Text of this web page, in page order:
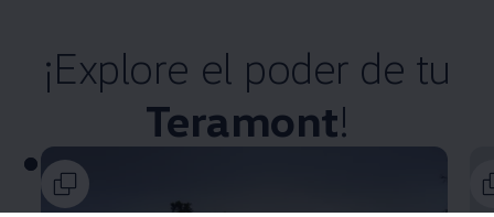
¡Explore el poder de tu
Teramont!​